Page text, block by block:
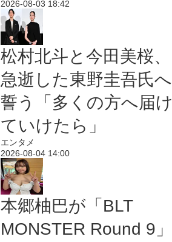
2026-08-03 18:42
松村北斗と今田美桜、
急逝した東野圭吾氏へ
誓う「多くの方へ届け
ていけたら」
エンタメ
2026-08-04 14:00
本郷柚巴が「BLT
MONSTER Round 9」